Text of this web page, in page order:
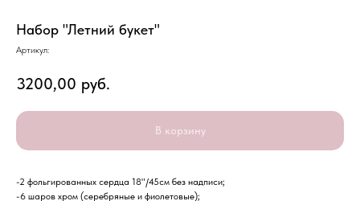
Набор "Летний букет"
Артикул:
3200,00 руб.
В корзину
-2 фольгированных сердца 18"/45см без надписи;
-6 шаров хром (серебряные и фиолетовые);